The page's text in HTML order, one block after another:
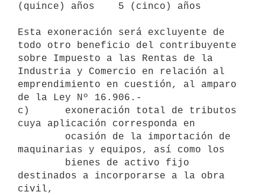
(quince) años    5 (cinco) años
Esta exoneración será excluyente de
todo otro beneficio del contribuyente
sobre Impuesto a las Rentas de la
Industria y Comercio en relación al
emprendimiento en cuestión, al amparo
de la Ley Nº 16.906.-
c)      exoneración total de tributos
cuya aplicación corresponda en
maquinarias y equipos, así como los
destinados a incorporarse a la obra
civil,